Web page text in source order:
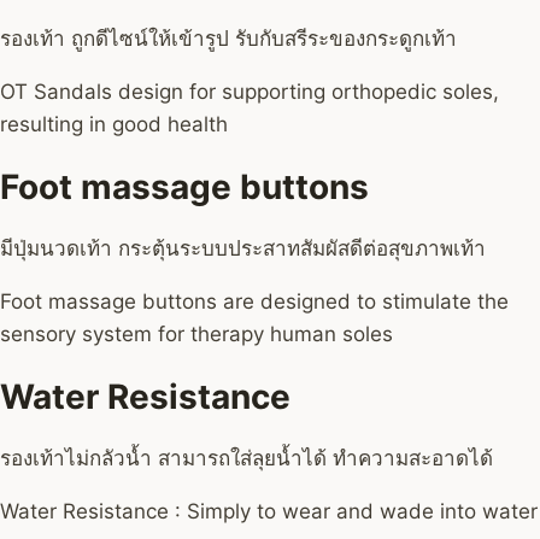
รองเท้า ถูกดีไซน์ให้เข้ารูป รับกับสรีระของกระดูกเท้า
OT Sandals design for supporting orthopedic soles,
resulting in good health
Foot massage buttons
มีปุ่มนวดเท้า กระตุ้นระบบประสาทสัมผัสดีต่อสุขภาพเท้า
Foot massage buttons are designed to stimulate the
sensory system for therapy human soles
Water Resistance
รองเท้าไม่กลัวน้ำ สามารถใส่ลุยน้ำได้ ทำความสะอาดได้
Water Resistance : Simply to wear and wade into water